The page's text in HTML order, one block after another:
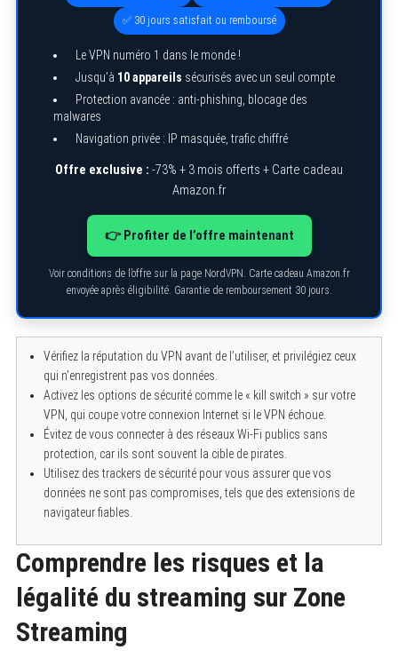
✅ 30 jours satisfait ou remboursé
Le VPN numéro 1 dans le monde !
Jusqu’à 10 appareils sécurisés avec un seul compte
Protection avancée : anti-phishing, blocage des
malwares
Navigation privée : IP masquée, trafic chiffré
Offre exclusive : -73% + 3 mois offerts + Carte cadeau
Amazon.fr
👉 Profiter de l’offre maintenant
Voir conditions de l’offre sur la page NordVPN. Carte cadeau Amazon.fr
envoyée après éligibilité. Garantie de remboursement 30 jours.
Vérifiez la réputation du VPN avant de l’utiliser, et privilégiez ceux
qui n’enregistrent pas vos données.
Activez les options de sécurité comme le « kill switch » sur votre
VPN, qui coupe votre connexion Internet si le VPN échoue.
Évitez de vous connecter à des réseaux Wi-Fi publics sans
protection, car ils sont souvent la cible de pirates.
Utilisez des trackers de sécurité pour vous assurer que vos
données ne sont pas compromises, tels que des extensions de
navigateur fiables.
Comprendre les risques et la
légalité du streaming sur Zone
Streaming